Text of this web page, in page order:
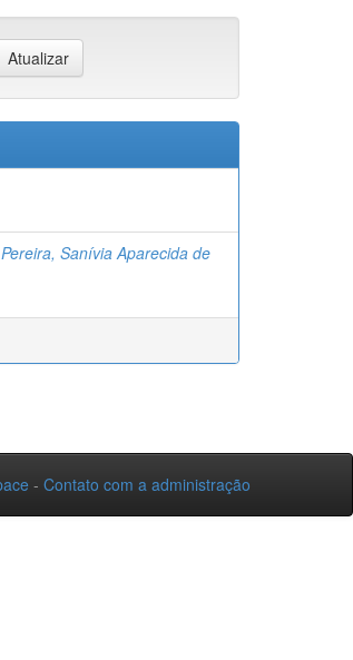
Pereira, Sanívia Aparecida de
- Contato com a administração